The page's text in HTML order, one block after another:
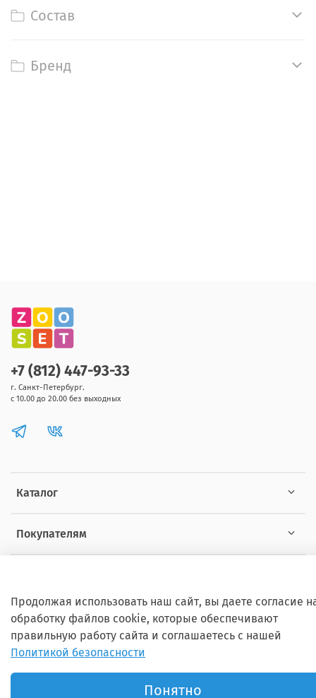
Состав
Бренд
Каталог
Покупателям
+7 (812) 447-93-33
г. Санкт-Петербург.
с 10.00 до 20.00 без выходных
Copyright © 2012 - 2026 ZOOSET Все права защищены.
Продолжая использовать наш сайт, вы даете согласие
обработку файлов cookie, которые обеспечивают
правильную работу сайта и соглашаетесь с нашей
Политикой безопасности
Понятно